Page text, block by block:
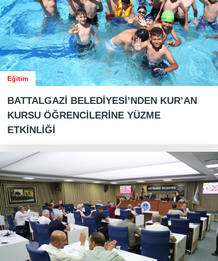
Eğitim
BATTALGAZİ BELEDİYESİ’NDEN KUR’AN
KURSU ÖĞRENCİLERİNE YÜZME
ETKİNLİĞİ